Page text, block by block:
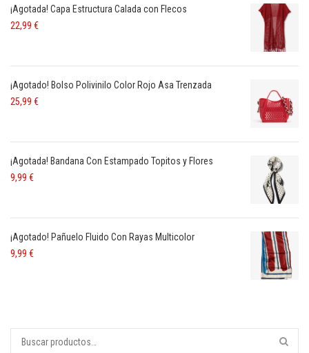
¡Agotada! Capa Estructura Calada con Flecos
22,99 €
¡Agotado! Bolso Polivinilo Color Rojo Asa Trenzada
25,99 €
¡Agotada! Bandana Con Estampado Topitos y Flores
9,99 €
¡Agotado! Pañuelo Fluido Con Rayas Multicolor
9,99 €